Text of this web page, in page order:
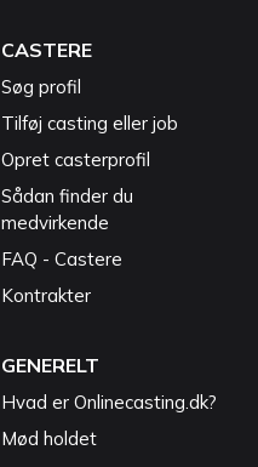
CASTERE
Søg profil
Tilføj casting eller job
Opret casterprofil
Sådan finder du
medvirkende
FAQ - Castere
Kontrakter
GENERELT
Hvad er Onlinecasting.dk?
Mød holdet